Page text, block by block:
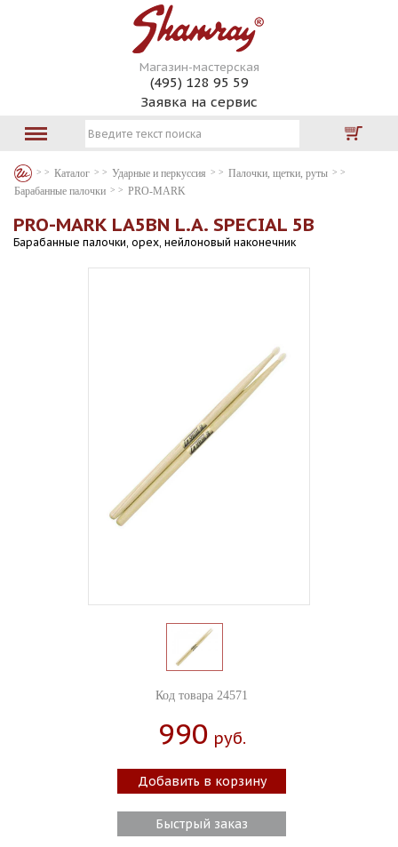
Магазин-мастерская
(495) 128 95 59
Заявка на сервис
Каталог Ударные и перкуссия
Палочки, щетки, руты
Барабанные палочки
PRO-MARK
PRO-MARK LA5BN L.A. SPECIAL 5B
Барабанные палочки, орех, нейлоновый наконечник
Код товара 24571
990 Руб.
Добавить в корзину
Быстрый заказ